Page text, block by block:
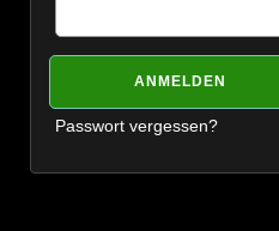
Passwort vergessen?